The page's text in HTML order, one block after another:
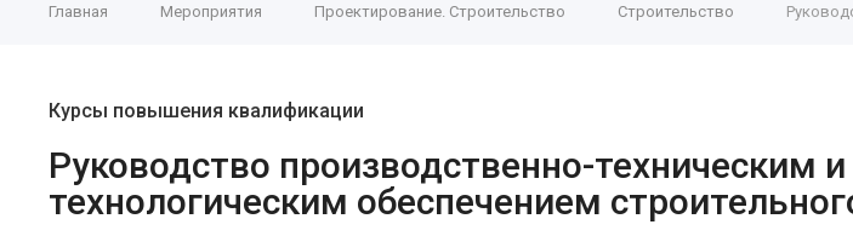
Главная Мероприятия Проектирование. Строительство Строительство
Курсы повышения квалификации
Руководство производственно-техническим и
технологическим обеспечением